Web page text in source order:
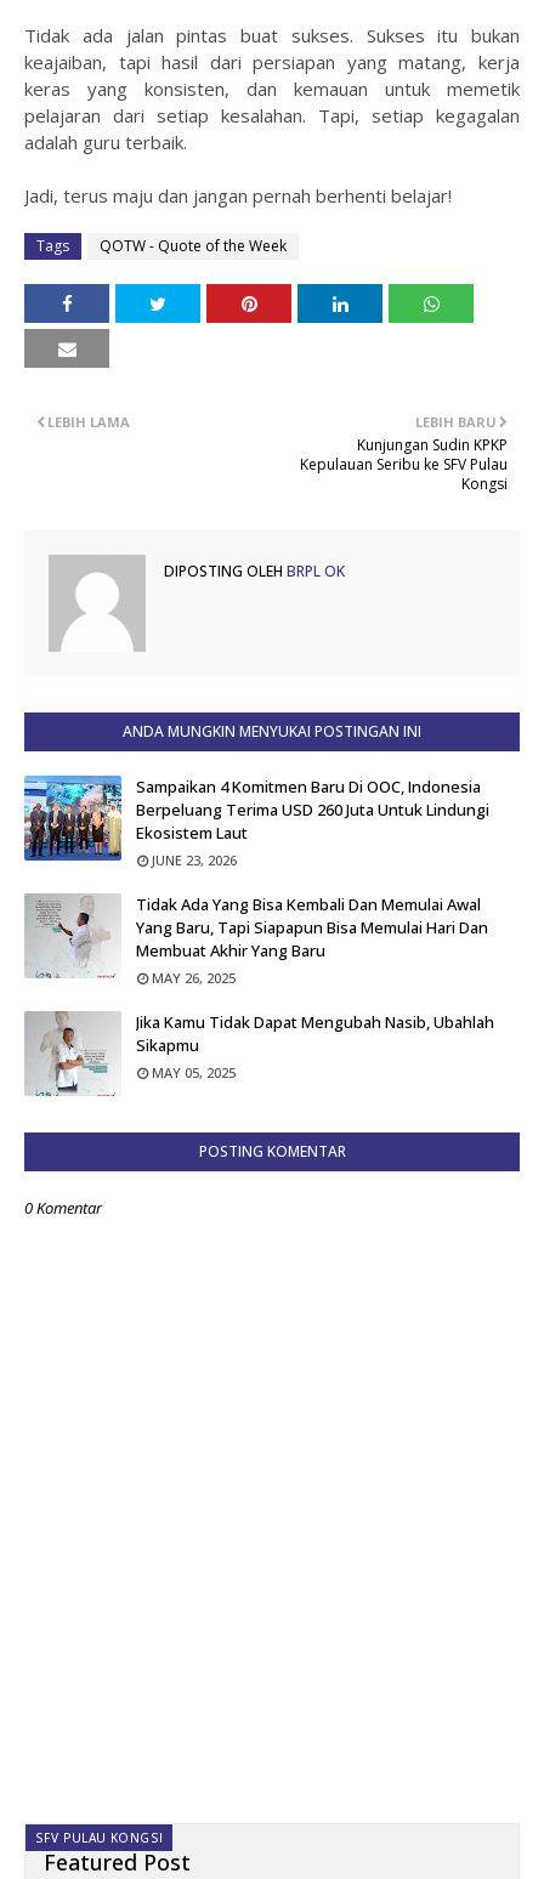
Tidak ada jalan pintas buat sukses. Sukses itu bukan
keajaiban, tapi hasil dari persiapan yang matang, kerja
keras yang konsisten, dan kemauan untuk memetik
pelajaran dari setiap kesalahan. Tapi, setiap kegagalan
adalah guru terbaik.
Jadi, terus maju dan jangan pernah berhenti belajar!
Tags QOTW - Quote of the Week
LEBIH BARU
Kunjungan Sudin KPKP
Kepulauan Seribu ke SFV Pulau
Kongsi
LEBIH LAMA
DIPOSTING OLEH BRPL OK
ANDA MUNGKIN MENYUKAI POSTINGAN INI
Sampaikan 4 Komitmen Baru Di OOC, Indonesia
Berpeluang Terima USD 260 Juta Untuk Lindungi
Ekosistem Laut
JUNE 23, 2026
Tidak Ada Yang Bisa Kembali Dan Memulai Awal
Yang Baru, Tapi Siapapun Bisa Memulai Hari Dan
Membuat Akhir Yang Baru
MAY 26, 2025
Jika Kamu Tidak Dapat Mengubah Nasib, Ubahlah
Sikapmu
MAY 05, 2025
POSTING KOMENTAR
0 Komentar
Featured Post
SFV PULAU KONGSI